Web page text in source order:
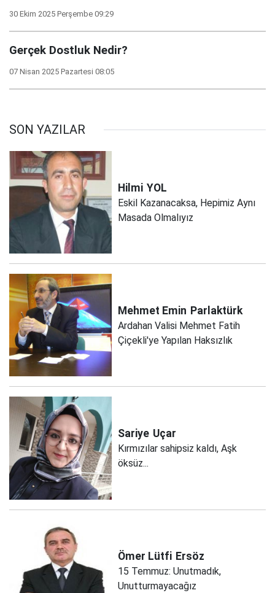
30 Ekim 2025 Perşembe 09:29
Gerçek Dostluk Nedir?
07 Nisan 2025 Pazartesi 08:05
SON YAZILAR
Hilmi YOL
Eskil Kazanacaksa, Hepimiz Aynı
Masada Olmalıyız
Mehmet Emin Parlaktürk
Ardahan Valisi Mehmet Fatih
Çiçekli'ye Yapılan Haksızlık
Sariye Uçar
Kırmızılar sahipsiz kaldı, Aşk
öksüz...
Ömer Lütfi Ersöz
15 Temmuz: Unutmadık,
Unutturmayacağız